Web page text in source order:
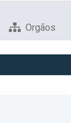
Orgãos